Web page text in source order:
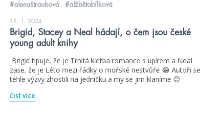
#alenaštraubová #alžbětabílková
15. 1. 2024
Brigid, Stacey a Neal hádají, o čem jsou české
young adult knihy
Brigid tipuje, že je Trnitá kletba romance s upírem a Neal
zase, že je Léto mezi řádky o mořské nestvůře 😂 Autoři se
téhle výzvy zhostili na jedničku a my se jim klaníme 😊
číst více